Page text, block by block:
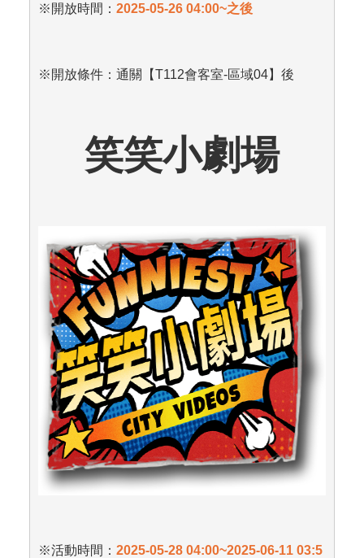
※開放時間： 2025-05-26 04:00~之後
※開放條件：通關【T112會客室-區域04】後
笑笑小劇場
※活動時間： 2025-05-28 04:00~2025-06-11 03:5